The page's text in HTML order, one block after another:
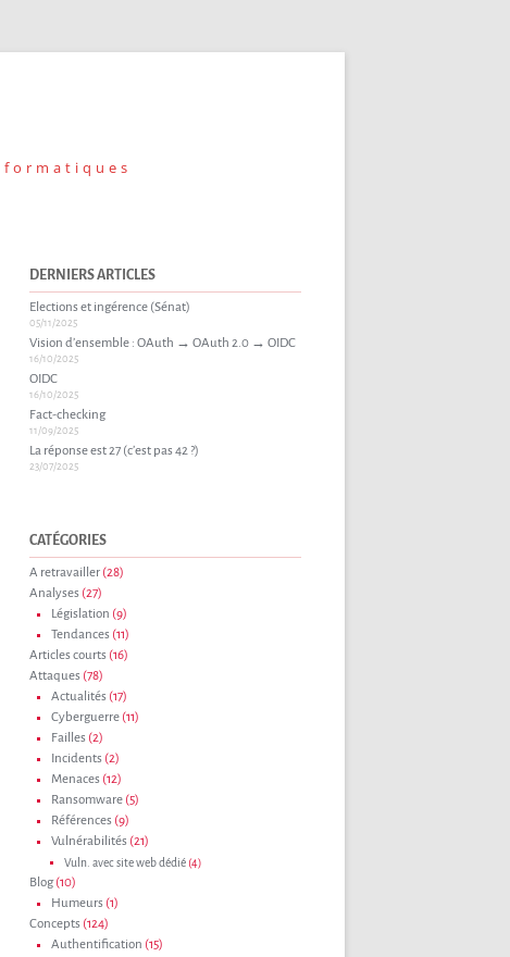
DERNIERS ARTICLES
Elections et ingérence (Sénat)
05/11/2025
Vision d’ensemble : OAuth → OAuth 2.0 → OIDC
16/10/2025
OIDC
16/10/2025
Fact-checking
11/09/2025
La réponse est 27 (c’est pas 42 ?)
23/07/2025
CATÉGORIES
A retravailler (28)
Analyses (27)
Législation (9)
Tendances (11)
Articles courts (16)
Attaques (78)
Actualités (17)
Cyberguerre (11)
Failles (2)
Incidents (2)
Menaces (12)
Ransomware (5)
Références (9)
Vulnérabilités (21)
Vuln. avec site web dédié (4)
Blog(10)
Humeurs (1)
Concepts (124)
Authentification (15)